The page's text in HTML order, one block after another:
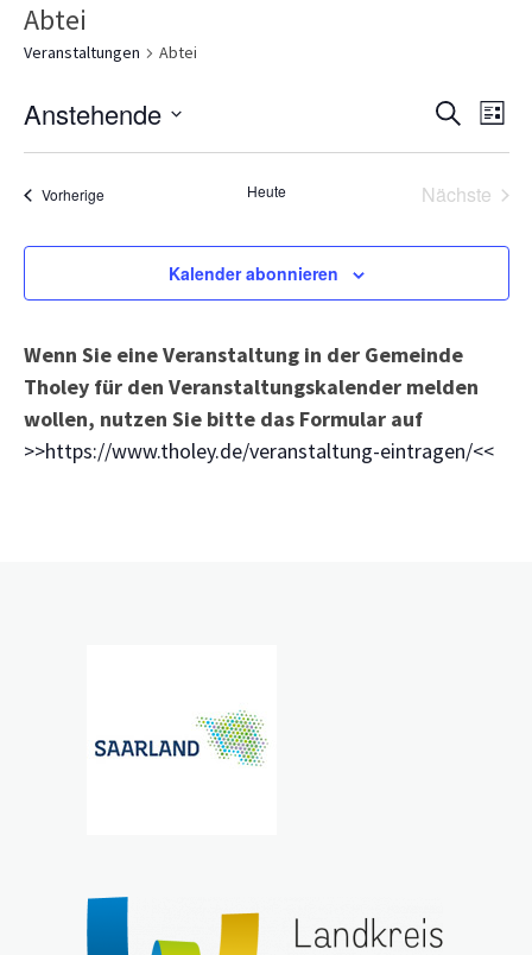
Abtei
Veranstaltungen Abtei
Suche Liste
Anstehende
Datum
VorherigeVeranstaltungen Heute
Nächste
Kalender abonnieren
Wenn Sie eine Veranstaltung in der Gemeinde
Tholey für den Veranstaltungskalender melden
wollen, nutzen Sie bitte das Formular auf
>>https://www.tholey.de/veranstaltung-eintragen/<<